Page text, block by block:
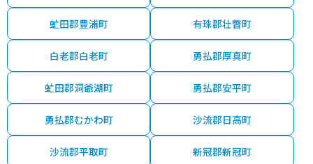
虻田郡豊浦町 有珠郡壮瞥町
白老郡白老町 勇払郡厚真町
虻田郡洞爺湖町 勇払郡安平町
勇払郡むかわ町 沙流郡日高町
沙流郡平取町 新冠郡新冠町